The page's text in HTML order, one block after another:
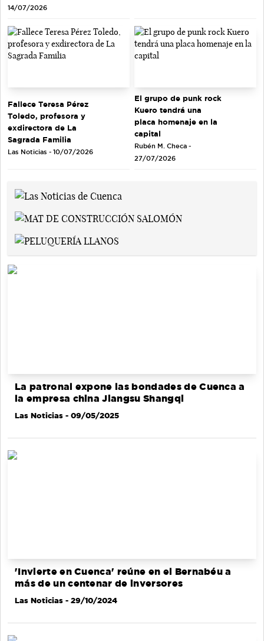
14/07/2026
Fallece Teresa Pérez
Toledo, profesora y
exdirectora de La
Sagrada Familia
Las Noticias - 10/07/2026
El grupo de punk rock
Kuero tendrá una
placa homenaje en la
capital
Rubén M. Checa -
27/07/2026
La patronal expone las bondades de Cuenca a
la empresa china Jiangsu Shangqi
Las Noticias - 09/05/2025
'Invierte en Cuenca' reúne en el Bernabéu a
más de un centenar de inversores
Las Noticias - 29/10/2024